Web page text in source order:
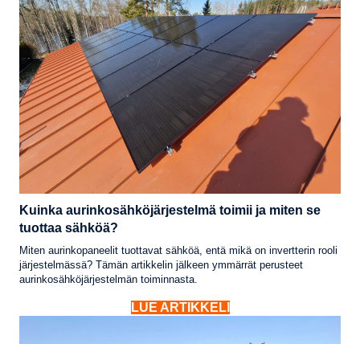
Kuinka aurinkosähköjärjestelmä toimii ja miten se
tuottaa sähköä?
Miten aurinkopaneelit tuottavat sähköä, entä mikä on invertterin rooli
järjestelmässä? Tämän artikkelin jälkeen ymmärrät perusteet
aurinkosähköjärjestelmän toiminnasta.
LUE ARTIKKELI